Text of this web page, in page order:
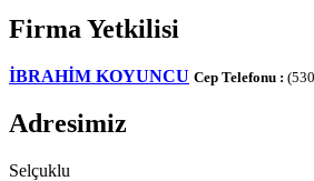
Firma Yetkilisi
İBRAHİM KOYUNCU Cep Telefonu :
Adresimiz
Selçuklu